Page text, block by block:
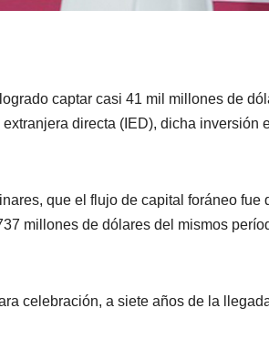
captar casi 41 mil millones de
directa (IED), dicha inversión
que el flujo de capital foráneo fue
millones de dólares del mismos
celebración, a siete años de la